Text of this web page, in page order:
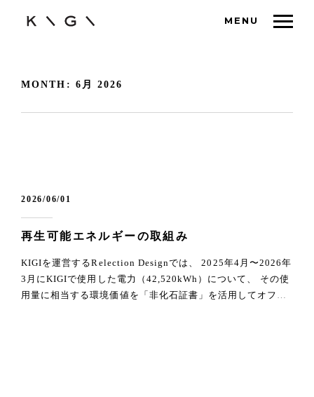
MENU
MONTH: 6月 2026
2026/06/01
再生可能エネルギーの取組み
KIGIを運営するRelection Designでは、 2025年4月〜2026年
3月にKIGIで使用した電力（42,520kWh）について、 その使
用量に相当する環境価値を「非化石証書」を活用してオフセ